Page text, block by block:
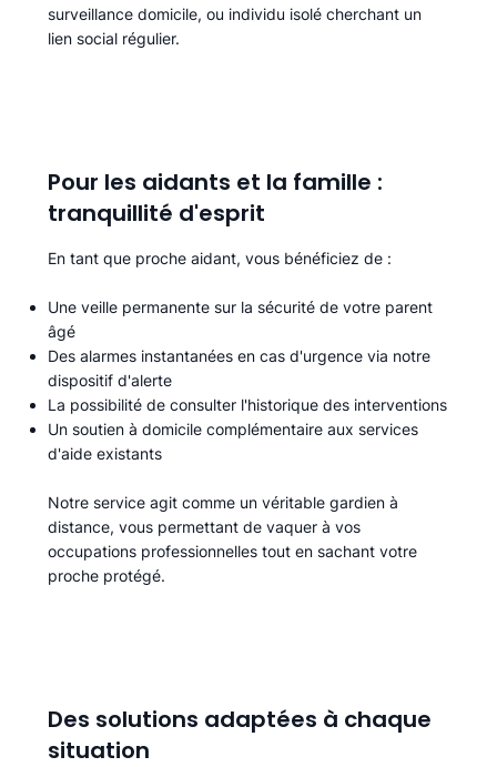
surveillance domicile, ou individu isolé cherchant un
lien social régulier.
Pour les aidants et la famille :
tranquillité d'esprit
En tant que proche aidant, vous bénéficiez de :
Une veille permanente sur la sécurité de votre parent
âgé
Des alarmes instantanées en cas d'urgence via notre
dispositif d'alerte
La possibilité de consulter l'historique des interventions
Un soutien à domicile complémentaire aux services
d'aide existants
Notre service agit comme un véritable gardien à
distance, vous permettant de vaquer à vos
occupations professionnelles tout en sachant votre
proche protégé.
Des solutions adaptées à chaque
situation